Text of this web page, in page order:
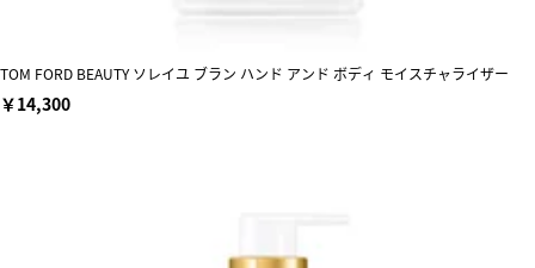
TOM FORD BEAUTY ソレイユ ブラン ハンド アンド ボディ モイスチャライザー
￥14,300